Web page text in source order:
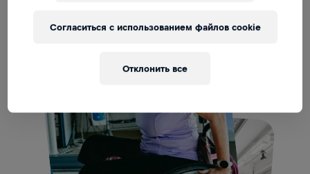
Отклонить все
Согласиться с использованием файлов cookie